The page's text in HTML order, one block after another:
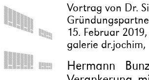
Vortrag von Dr.
15. Februar
galerie
Hermann